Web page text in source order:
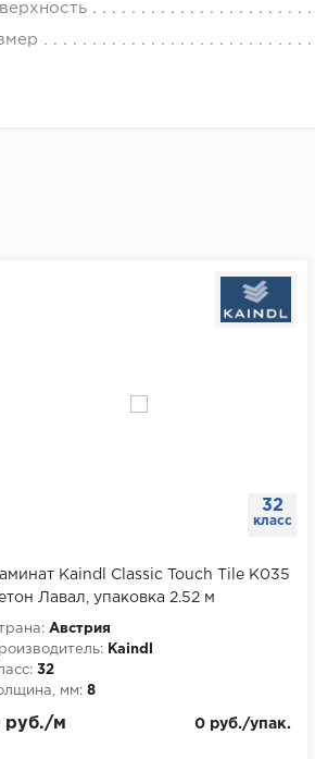
32
класс
Kaindl Classic Touch Tile K035
Лавал, упаковка 2.52 м
Австрия
Kaindl
32
мм: 8
руб./м 0 руб./упак.